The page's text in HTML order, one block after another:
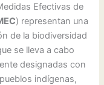
Efectivas de
) representan una
de la biodiversidad
se lleva a cabo
designadas con
indígenas,